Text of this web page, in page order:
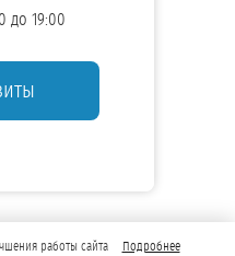
до 19:00
работы сайта Подробнее